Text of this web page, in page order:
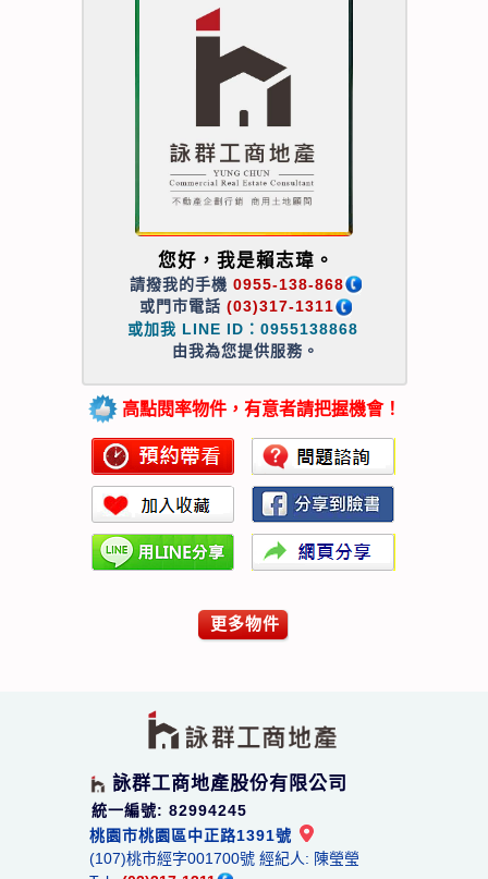
您好，我是賴志瑋。
請撥我的手機 0955-138-868
或門市電話 (03)317-1311
或加我 LINE ID：0955138868
由我為您提供服務。
高點閱率物件，有意者請把握機會！
更多物件
詠群工商地產股份有限公司
統一編號: 82994245
桃園市桃園區中正路1391號
(107)桃市經字001700號 經紀人: 陳瑩瑩